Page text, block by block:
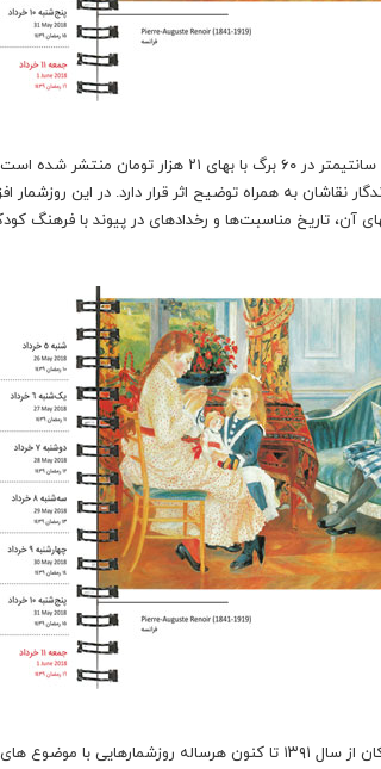
روزشمار کودکی ۱۳۹۷ در اندازه ۱۶*۱۷ سانتیمتر
نقاشان به همراه توضیح اثر قرار دارد. در این
آن، تاریخ مناسبت‌ها و رخدادهای در پیوند با فرهنگ
موسسه پژوهشی تاریخ ادبیات کودکان از سال ۱۳۹۱ تا کنون